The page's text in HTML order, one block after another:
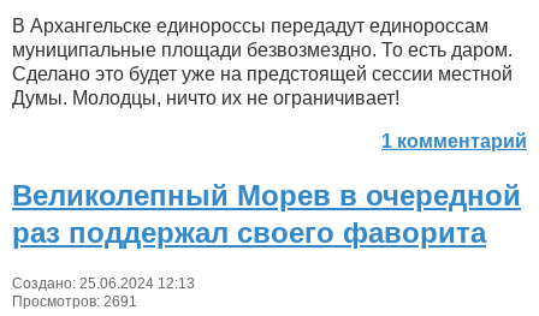
В Архангельске единороссы передадут единороссам
муниципальные площади безвозмездно. То есть даром.
Сделано это будет уже на предстоящей сессии местной
Думы. Молодцы, ничто их не ограничивает!
1 комментарий
Великолепный Морев в очередной
раз поддержал своего фаворита
Создано: 25.06.2024 12:13
Просмотров: 2691